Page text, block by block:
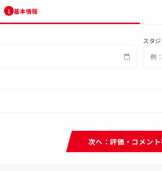
1 基本情報
スタ
次へ：評価・コメン